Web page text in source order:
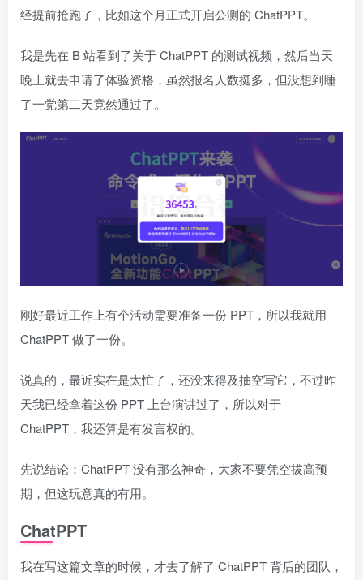
经提前抢跑了，比如这个月正式开启公测的 ChatPPT。
我是先在 B 站看到了关于 ChatPPT 的测试视频，然后当天
晚上就去申请了体验资格，虽然报名人数挺多，但没想到睡
了一觉第二天竟然通过了。
刚好最近工作上有个活动需要准备一份 PPT，所以我就用
ChatPPT 做了一份。
说真的，最近实在是太忙了，还没来得及抽空写它，不过昨
天我已经拿着这份 PPT 上台演讲过了，所以对于
ChatPPT，我还算是有发言权的。
先说结论：ChatPPT 没有那么神奇，大家不要凭空拔高预
期，但这玩意真的有用。
ChatPPT
我在写这篇文章的时候，才去了解了 ChatPPT 背后的团队，